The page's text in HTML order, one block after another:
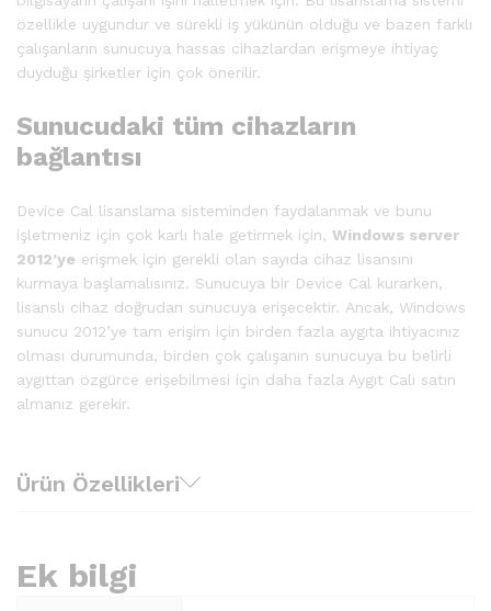
özellikle uygundur ve sürekli iş yükünün olduğu ve bazen farklı
çalışanların sunucuya hassas cihazlardan erişmeye ihtiyaç
duyduğu şirketler için çok önerilir.
Sunucudaki tüm cihazların
bağlantısı
Device Cal lisanslama sisteminden faydalanmak ve bunu
işletmeniz için çok karlı hale getirmek için, Windows server
2012’ye erişmek için gerekli olan sayıda cihaz lisansını
kurmaya başlamalısınız. Sunucuya bir Device Cal kurarken,
lisanslı cihaz doğrudan sunucuya erişecektir. Ancak, Windows
sunucu 2012’ye tam erişim için birden fazla aygıta ihtiyacınız
olması durumunda, birden çok çalışanın sunucuya bu belirli
aygıttan özgürce erişebilmesi için daha fazla Aygıt Calı satın
almanız gerekir.
Ürün Özellikleri
Ek bilgi